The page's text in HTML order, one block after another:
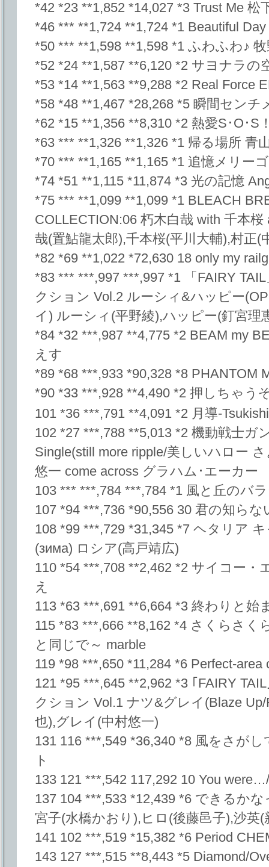
*42 *23 **1,852 *14,027 *3 Trust Me 松
*46 *** **1,724 **1,724 *1 Beautiful
*50 *** **1,598 **1,598 *1 ふわふわ♪
*52 *24 **1,587 **6,120 *2 サヨナラの
*53 *14 **1,563 **9,288 *2 Real Force
*58 *48 **1,467 *28,268 *5 瞬間センチ
*62 *15 **1,356 **8,310 *2 熱愛S･O･S
*63 *** **1,326 **1,326 *1 帰る場所 青
*70 *** **1,165 **1,165 *1 追憶メリー
*74 *51 **1,115 *11,874 *3 光の記憶
*75 *** **1,099 **1,099 *1 BLEACH
COLLECTION:06 朽木白哉 with 千本
哉(置鮎龍太郎),千本桜(平川大輔),村正(
*82 *69 **1,022 *72,630 18 only my
*83 *** ***,997 ***,997 *1 「FAIRY
クション Vol.2 ルーシィ&ハッピー
イ) ルーシィ(平野綾),ハッピー(釘宮理
*84 *32 ***,987 **4,775 *2 BEAM my
えす
*89 *68 ***,933 *90,328 *8 PHANTOM
*90 *33 ***,928 **4,490 *2 押しちゃう
101 *36 ***,791 **4,091 *2 月導-
102 *27 ***,788 **5,013 *2 機動戦士ガ
Single(still more ripple/美しいハロー
悠一 come across グラハム･エーカー
103 *** ***,784 ***,784 *1 風と丘のバ
107 *94 ***,736 *90,556 30 君の知らな
108 *99 ***,729 *31,345 *7 ヘタリア
(зима) ロシア(高戸靖広)
110 *54 ***,708 **2,462 *2 サイコー
え
113 *63 ***,691 **6,664 *3 終わりと始
115 *83 ***,666 **8,162 *4 さくらさく
と同じで～ marble
119 *98 ***,650 *11,284 *6 Perfect-
121 *95 ***,645 **2,962 *3 ｢FAIRY
クション Vol.1 ナツ&グレイ(Blaze
也),グレイ(中村悠一)
131 116 ***,549 *36,340 *8 風をさが
ト
133 121 ***,542 117,292 10 You
137 104 ***,533 *12,439 *6 できるか
宮子(水橋かおり),ヒロ(後藤邑子),沙英(
141 102 ***,519 *15,382 *6 Period
143 127 ***,515 **8,443 *5 Diamond/